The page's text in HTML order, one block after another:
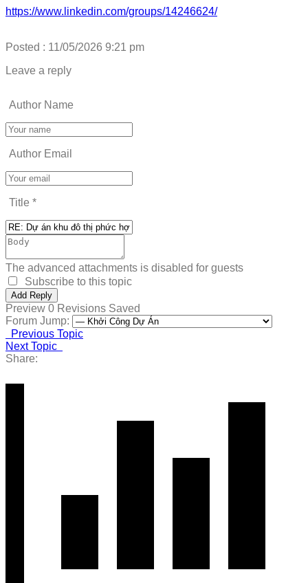
https://www.linkedin.com/groups/14246624/
Posted : 11/05/2026 9:21 pm
Leave a reply
Author Name
Author Email
Title *
The advanced attachments is disabled for guests
Subscribe to this topic
Preview 0 Revisions Saved
Forum Jump:
Previous Topic
Next Topic
Share: